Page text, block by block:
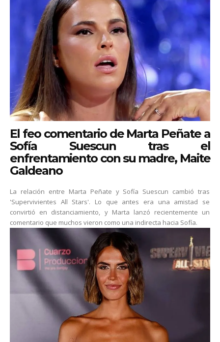
El feo comentario de Marta Peñate a
Sofía Suescun tras el
enfrentamiento con su madre, Maite
Galdeano
La relación entre Marta Peñate y Sofía Suescun cambió tras
'Supervivientes All Stars'. Lo que antes era una amistad se
convirtió en distanciamiento, y Marta lanzó recientemente un
comentario que muchos vieron como una indirecta hacia Sofía.